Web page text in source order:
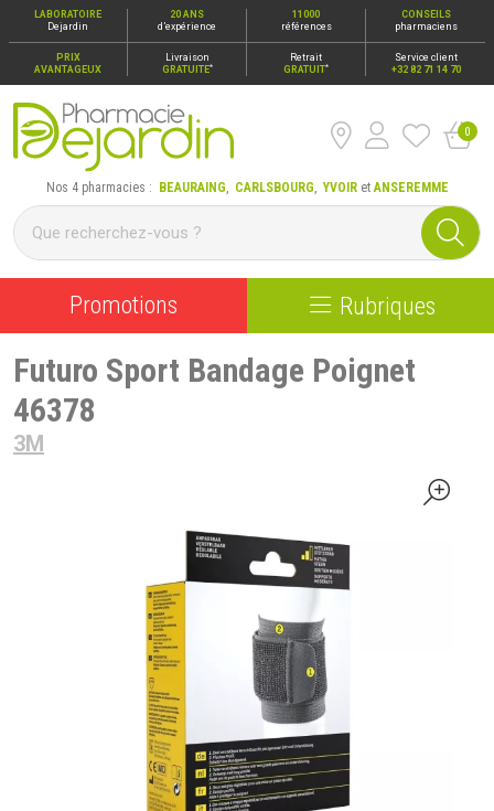
LABORATOIRE
Dejardin
20 ANS
d’expérience
11000
références
CONSEILS
pharmaciens
PRIX
AVANTAGEUX
Livraison
GRATUITE*
Retrait
GRATUIT*
Service client
+32 82 71 14 70
Pharmacie Dejardin Nos 4 pharmacies : Beauraing,
0
Nos 4 pharmacies : BEAURAING, CARLSBOURG,YVOIRetANSEREMME
Promotions Rubriques
Futuro Sport Bandage Poignet
46378
3M